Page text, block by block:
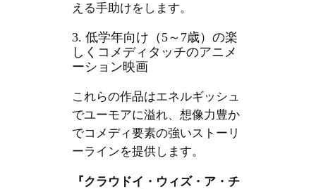
える手助けをします。
3. 低学年向け（5～7歳）の楽
しくコメディタッチのアニメ
ーション映画
これらの作品はエネルギッシュ
でユーモアに溢れ、想像力豊か
でコメディ要素の強いストーリ
ーラインを提供します。
『クラウドイ・ウィズ・ア・チ